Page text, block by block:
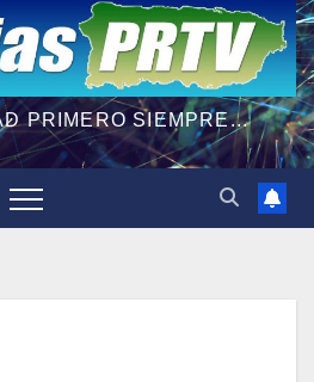
PRIMERO SIEMPRE...